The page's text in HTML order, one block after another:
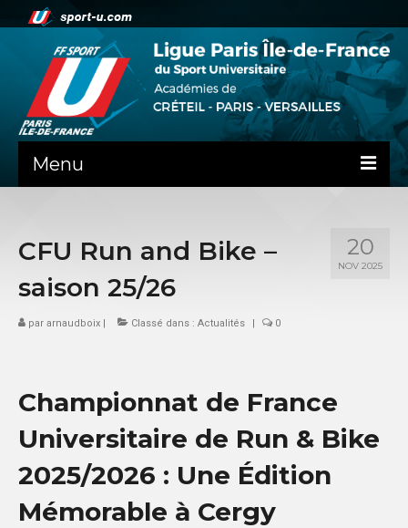
Menu
LA LIFSU
ADMINISTRATIF
SPORTS CO
COMMUNICATION
PHOTOTHÈQUE
VIDÉOTHÈQUE
LOGOTHÈQUE
20
NOV 2025
CFU Run and Bike –
saison 25/26
par arnaudboix | Classé dans : Actualités | 0
Championnat de France
Universitaire de Run & Bike
2025/2026 : Une Édition
Mémorable à Cergy